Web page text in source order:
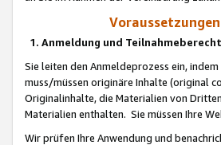
1. Anmeldung und
Sie leiten den Anmeldeprozess ein,
muss/müssen originäre Inhalte (original
Originalinhalte, die Materialien von
Materialien enthalten. Sie müssen Ihre
Wir prüfen Ihre Anwendung und